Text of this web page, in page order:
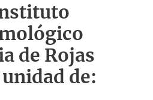
de Rojas
de: